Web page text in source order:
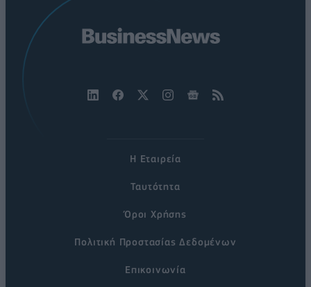
Η Εταιρεία
Ταυτότητα
Όροι Χρήσης
Πολιτική Προστασίας Δεδομένων
Επικοινωνία